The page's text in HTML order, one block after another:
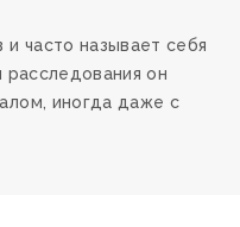
часто называет себя
расследования он
иногда даже с